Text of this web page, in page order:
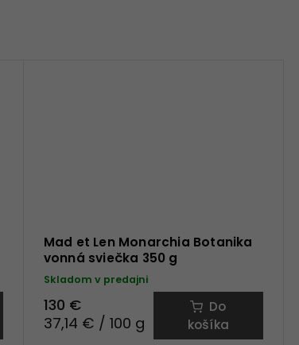
Mad et Len Monarchia Botanika
vonná sviečka 350 g
Skladom v predajni
130 €
37,14 € / 100 g
Do
košíka